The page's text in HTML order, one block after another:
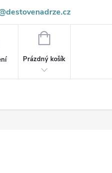
NÁKUPNÍ
Prázdný košík